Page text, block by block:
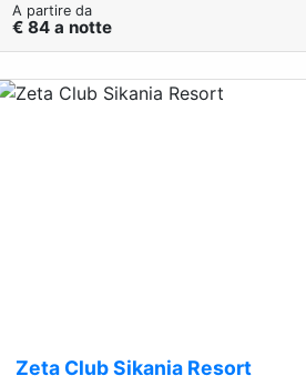
A partire da
€ 84 a notte
Zeta Club Sikania Resort